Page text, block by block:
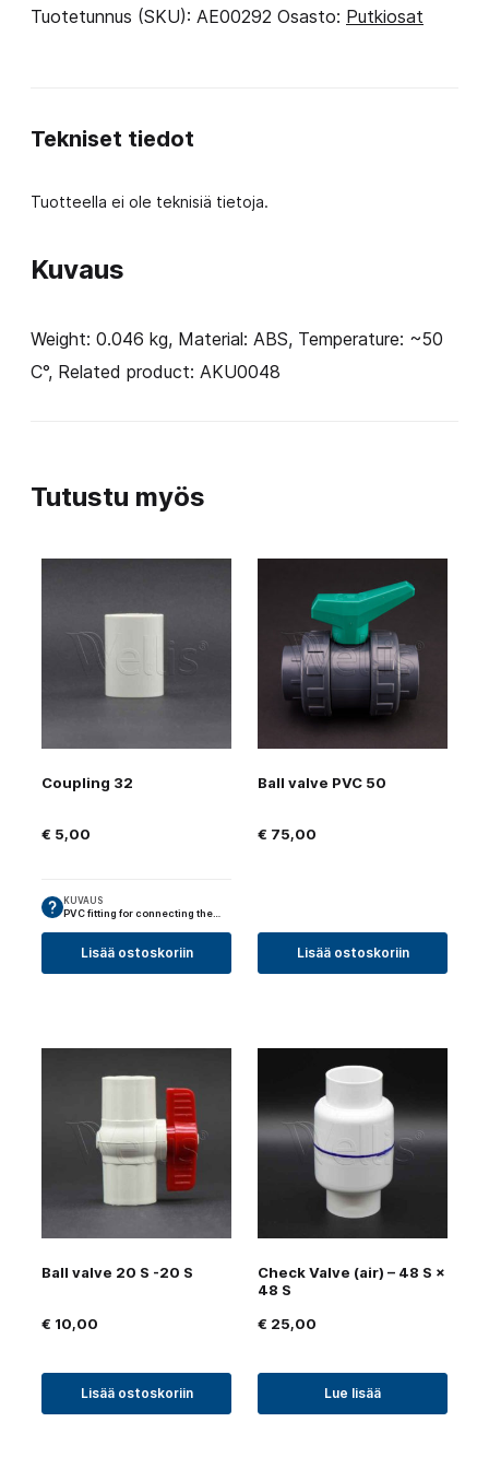
for
grey
Tuotetunnus (SKU): AE00292 Osasto: Putkiosat
Kuvaus
Weight: 0.046 kg, Material: ABS, Temperature: ~50
C°, Related product: AKU0048
Tekniset tiedot
Tuotteella ei ole teknisiä tietoja.
Tutustu myös
Coupling 32
€ 5,00
KUVAUS
PVC fitting for connecting the…
Lisää ostoskoriin
Ball valve PVC 50
€ 75,00
Lisää ostoskoriin
Ball valve 20 S -20 S
€ 10,00
Lisää ostoskoriin
Check Valve (air) – 48 S ×
48 S
€ 25,00
Lue lisää